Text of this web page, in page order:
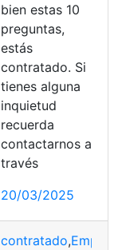
bien estas 10
preguntas,
estás
contratado. Si
tienes alguna
inquietud
recuerda
contactarnos a
través
20/03/2025
contratado,Empleo